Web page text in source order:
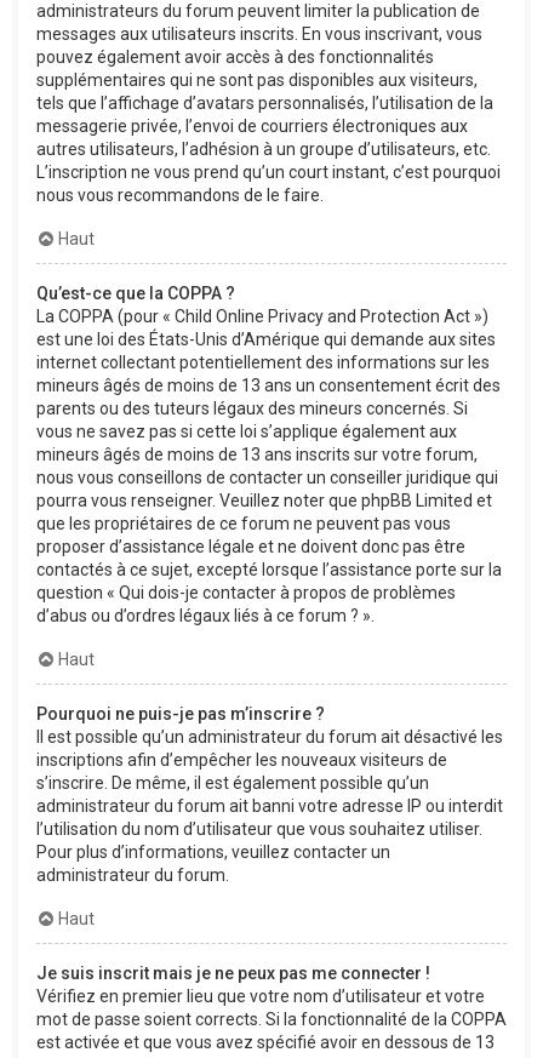
administrateurs du forum peuvent limiter la publication de
messages aux utilisateurs inscrits. En vous inscrivant, vous
pouvez également avoir accès à des fonctionnalités
supplémentaires qui ne sont pas disponibles aux visiteurs,
tels que l’affichage d’avatars personnalisés, l’utilisation de la
messagerie privée, l’envoi de courriers électroniques aux
autres utilisateurs, l’adhésion à un groupe d’utilisateurs, etc.
L’inscription ne vous prend qu’un court instant, c’est pourquoi
nous vous recommandons de le faire.
Haut
Qu’est-ce que la COPPA ?
La COPPA (pour « Child Online Privacy and Protection Act »)
est une loi des États-Unis d’Amérique qui demande aux sites
internet collectant potentiellement des informations sur les
mineurs âgés de moins de 13 ans un consentement écrit des
parents ou des tuteurs légaux des mineurs concernés. Si
vous ne savez pas si cette loi s’applique également aux
mineurs âgés de moins de 13 ans inscrits sur votre forum,
nous vous conseillons de contacter un conseiller juridique qui
pourra vous renseigner. Veuillez noter que phpBB Limited et
que les propriétaires de ce forum ne peuvent pas vous
proposer d’assistance légale et ne doivent donc pas être
contactés à ce sujet, excepté lorsque l’assistance porte sur la
question « Qui dois-je contacter à propos de problèmes
d’abus ou d’ordres légaux liés à ce forum ? ».
Haut
Pourquoi ne puis-je pas m’inscrire ?
Il est possible qu’un administrateur du forum ait désactivé les
inscriptions afin d’empêcher les nouveaux visiteurs de
s’inscrire. De même, il est également possible qu’un
administrateur du forum ait banni votre adresse IP ou interdit
l’utilisation du nom d’utilisateur que vous souhaitez utiliser.
Pour plus d’informations, veuillez contacter un
administrateur du forum.
Haut
Je suis inscrit mais je ne peux pas me connecter !
Vérifiez en premier lieu que votre nom d’utilisateur et votre
mot de passe soient corrects. Si la fonctionnalité de la COPPA
est activée et que vous avez spécifié avoir en dessous de 13